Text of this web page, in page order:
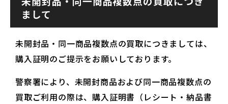
まして
未開封品・同一商品複数点の買取につきましては、
購入証明のご提示をお願いしております。
警察署により、未開封商品および同一商品複数点の
買取ご利用の際は、購入証明書（レシート・納品書